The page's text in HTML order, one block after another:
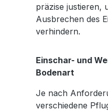
präzise justieren,
Ausbrechen des
verhindern.
Einschar- und
Bodenart
Je nach
verschiedene